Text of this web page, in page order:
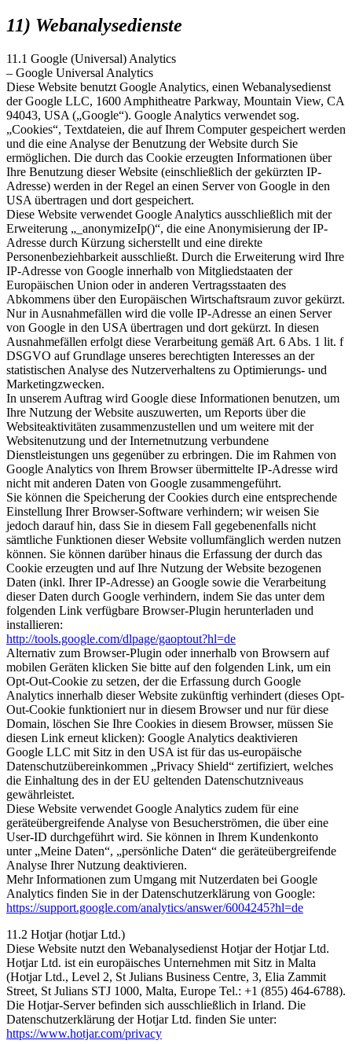
11) Webanalysedienste
11.1 Google (Universal) Analytics
– Google Universal Analytics
Diese Website benutzt Google Analytics, einen Webanalysedienst
der Google LLC, 1600 Amphitheatre Parkway, Mountain View, CA
94043, USA („Google“). Google Analytics verwendet sog.
„Cookies“, Textdateien, die auf Ihrem Computer gespeichert werden
und die eine Analyse der Benutzung der Website durch Sie
ermöglichen. Die durch das Cookie erzeugten Informationen über
Ihre Benutzung dieser Website (einschließlich der gekürzten IP-
Adresse) werden in der Regel an einen Server von Google in den
USA übertragen und dort gespeichert.
Diese Website verwendet Google Analytics ausschließlich mit der
Erweiterung „_anonymizeIp()“, die eine Anonymisierung der IP-
Adresse durch Kürzung sicherstellt und eine direkte
Personenbeziehbarkeit ausschließt. Durch die Erweiterung wird Ihre
IP-Adresse von Google innerhalb von Mitgliedstaaten der
Europäischen Union oder in anderen Vertragsstaaten des
Abkommens über den Europäischen Wirtschaftsraum zuvor gekürzt.
Nur in Ausnahmefällen wird die volle IP-Adresse an einen Server
von Google in den USA übertragen und dort gekürzt. In diesen
Ausnahmefällen erfolgt diese Verarbeitung gemäß Art. 6 Abs. 1 lit. f
DSGVO auf Grundlage unseres berechtigten Interesses an der
statistischen Analyse des Nutzerverhaltens zu Optimierungs- und
Marketingzwecken.
In unserem Auftrag wird Google diese Informationen benutzen, um
Ihre Nutzung der Website auszuwerten, um Reports über die
Websiteaktivitäten zusammenzustellen und um weitere mit der
Websitenutzung und der Internetnutzung verbundene
Dienstleistungen uns gegenüber zu erbringen. Die im Rahmen von
Google Analytics von Ihrem Browser übermittelte IP-Adresse wird
nicht mit anderen Daten von Google zusammengeführt.
Sie können die Speicherung der Cookies durch eine entsprechende
Einstellung Ihrer Browser-Software verhindern; wir weisen Sie
jedoch darauf hin, dass Sie in diesem Fall gegebenenfalls nicht
sämtliche Funktionen dieser Website vollumfänglich werden nutzen
können. Sie können darüber hinaus die Erfassung der durch das
Cookie erzeugten und auf Ihre Nutzung der Website bezogenen
Daten (inkl. Ihrer IP-Adresse) an Google sowie die Verarbeitung
dieser Daten durch Google verhindern, indem Sie das unter dem
folgenden Link verfügbare Browser-Plugin herunterladen und
installieren:
http://tools.google.com/dlpage/gaoptout?hl=de
Alternativ zum Browser-Plugin oder innerhalb von Browsern auf
mobilen Geräten klicken Sie bitte auf den folgenden Link, um ein
Opt-Out-Cookie zu setzen, der die Erfassung durch Google
Analytics innerhalb dieser Website zukünftig verhindert (dieses Opt-
Out-Cookie funktioniert nur in diesem Browser und nur für diese
Domain, löschen Sie Ihre Cookies in diesem Browser, müssen Sie
diesen Link erneut klicken): Google Analytics deaktivieren
Google LLC mit Sitz in den USA ist für das us-europäische
Datenschutzübereinkommen „Privacy Shield“ zertifiziert, welches
die Einhaltung des in der EU geltenden Datenschutzniveaus
gewährleistet.
Diese Website verwendet Google Analytics zudem für eine
geräteübergreifende Analyse von Besucherströmen, die über eine
User-ID durchgeführt wird. Sie können in Ihrem Kundenkonto
unter „Meine Daten“, „persönliche Daten“ die geräteübergreifende
Analyse Ihrer Nutzung deaktivieren.
Mehr Informationen zum Umgang mit Nutzerdaten bei Google
Analytics finden Sie in der Datenschutzerklärung von Google:
https://support.google.com/analytics/answer/6004245?hl=de
11.2 Hotjar (hotjar Ltd.)
Diese Website nutzt den Webanalysedienst Hotjar der Hotjar Ltd.
Hotjar Ltd. ist ein europäisches Unternehmen mit Sitz in Malta
(Hotjar Ltd., Level 2, St Julians Business Centre, 3, Elia Zammit
Street, St Julians STJ 1000, Malta, Europe Tel.: +1 (855) 464-6788).
Die Hotjar-Server befinden sich ausschließlich in Irland. Die
Datenschutzerklärung der Hotjar Ltd. finden Sie unter:
https://www.hotjar.com/privacy